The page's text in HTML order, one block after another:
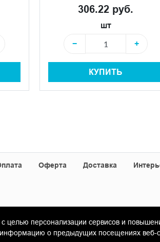
306.22 руб.
шт
−
+
КУПИТЬ
Оферта Доставка
ООО «Гамма Керамика»
целью персонализации сервисов и
о предыдущих посещениях веб-